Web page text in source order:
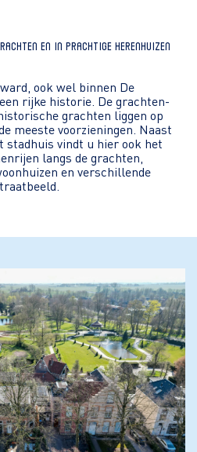
EN IN PRACHTIGE HERENHUIZEN
ook wel binnen De
rijke historie. De grachten-
grachten liggen op
meeste voorzieningen. Naast
stadhuis vindt u hier ook het
langs de grachten,
en verschillende